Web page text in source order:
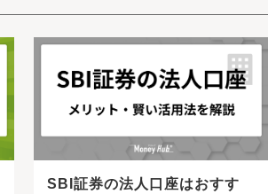
SBI証券の法人口座はおすす